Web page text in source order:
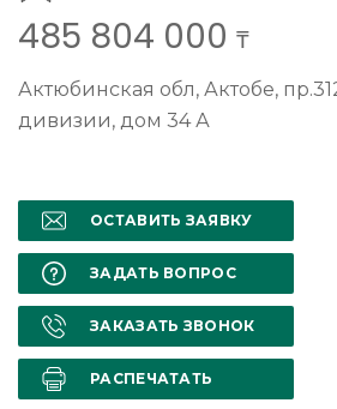
485 804 000 ₸
Актюбинская обл, Актобе,
дивизии, дом 34 А
ОСТАВИТЬ ЗАЯВКУ
ЗАДАТЬ ВОПРОС
ЗАКАЗАТЬ ЗВОНОК
РАСПЕЧАТАТЬ